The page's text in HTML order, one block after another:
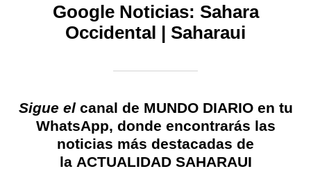
Google Noticias: Sahara
Occidental | Saharaui
Sigue el canal de MUNDO DIARIO en tu
WhatsApp, donde encontrarás las
noticias más destacadas de
la ACTUALIDAD SAHARAUI